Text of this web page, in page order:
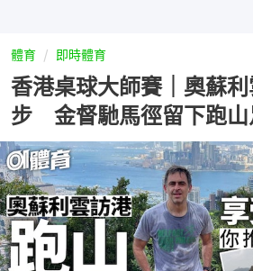
體育 即時體育
香港桌球大師賽｜奧蘇
步 金督馳馬徑留下跑山